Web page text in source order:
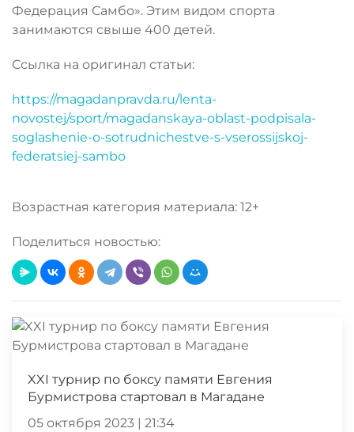
Федерация Самбо». Этим видом спорта
занимаются свыше 400 детей.
Ссылка на оригинал статьи:
https://magadanpravda.ru/lenta-
novostej/sport/magadanskaya-oblast-podpisala-
soglashenie-o-sotrudnichestve-s-vserossijskoj-
federatsiej-sambo
Возрастная категория материала: 12+
Поделиться новостью:
XXI турнир по боксу памяти Евгения
Бурмистрова стартовал в Магадане
05 октября 2023 | 21:34